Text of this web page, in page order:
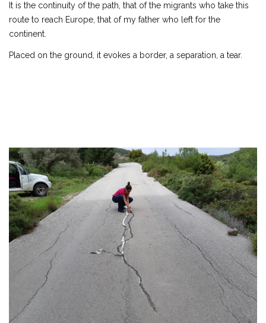
It is the continuity of the path, that of the migrants who take this
route to reach Europe, that of my father who left for the
continent.
Placed on the ground, it evokes a border, a separation, a tear.